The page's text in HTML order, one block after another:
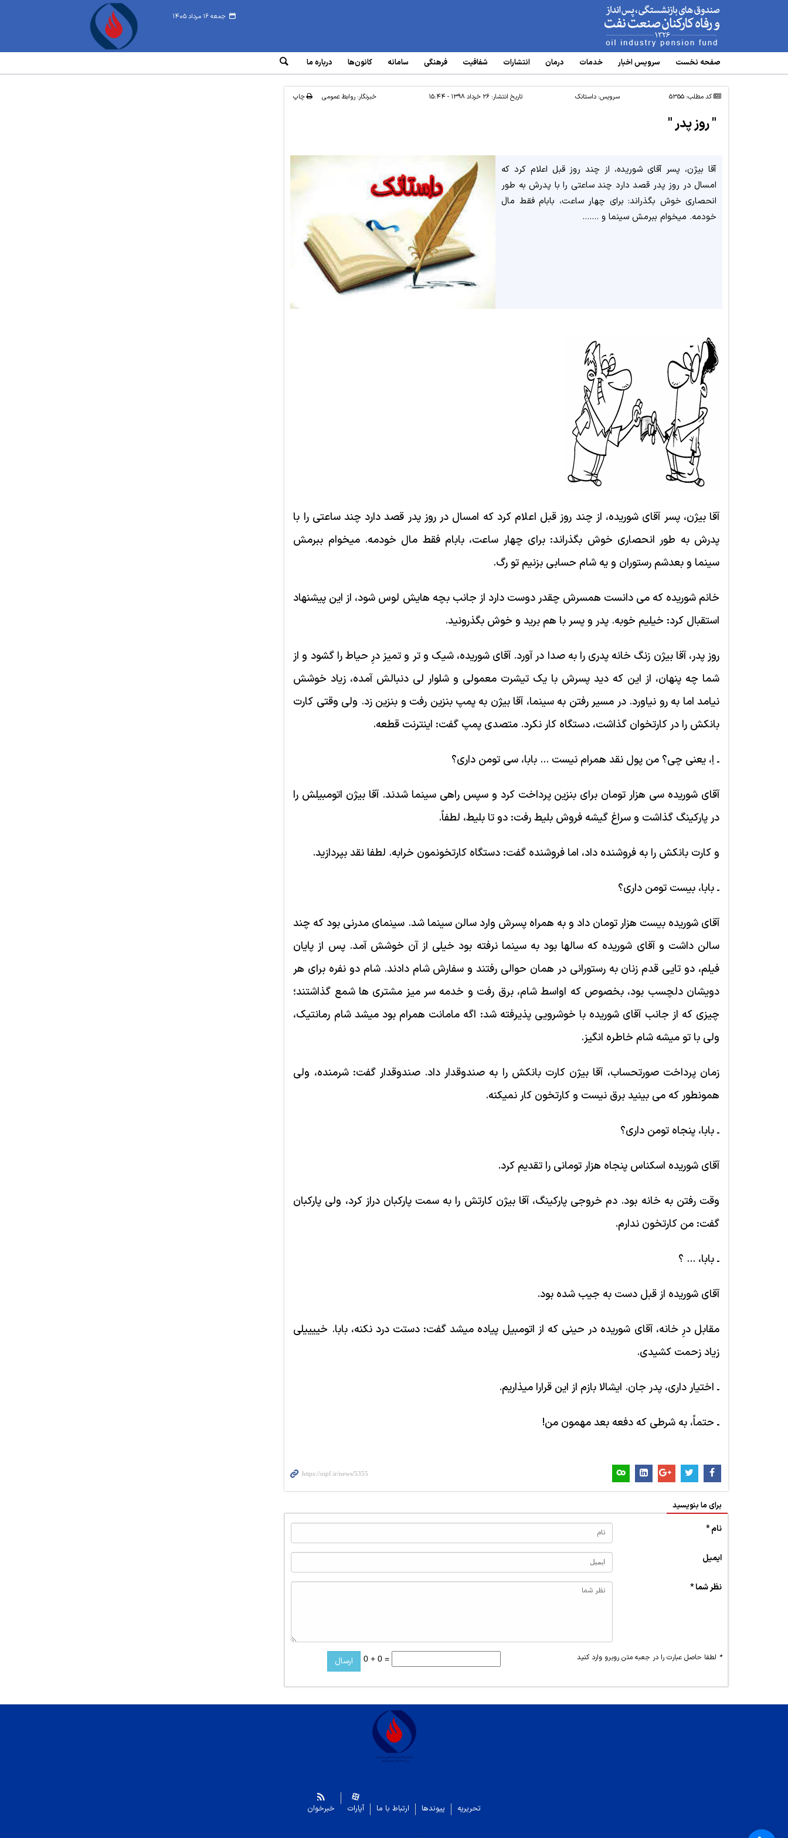
جمعه ۱۶ مرداد ۱۴۰۵ www.oipf.ir
صفحه نخست سرویس‌ اخبار خدمات درمان انتشارات شفافیت فرهنگی سامانه‌ کانون‌ها درباره ما
کد مطلب: 5355 سرویس: داستانک تاریخ انتشار: ۲۶ خرداد ۱۳۹۸ - ۱۵:۴۴ خبرنگار: روابط عمومی چاپ
" روز پدر "
آقا بیژن، پسر آقای شوریده، از چند روز قبل اعلام کرد که
امسال در روز پدر قصد دارد چند ساعتی را با پدرش به طور
انحصاری خوش بگذراند: برای چهار ساعت، بابام فقط مال
خودمه. می­خوام ببرمش سینما و .......
آقا بیژن، پسر آقای شوریده، از چند روز قبل اعلام کرد که امسال در روز پدر قصد دارد چند ساعتی را با
پدرش به طور انحصاری خوش بگذراند: برای چهار ساعت، بابام فقط مال خودمه. می­خوام ببرمش
سینما و بعدشم رستوران و یه شام حسابی بزنیم تو رگ.
خانم شوریده که می دانست همسرش چقدر دوست دارد از جانب بچه­ هایش لوس شود، از این پیشنهاد
استقبال کرد: خیلیم خوبه. پدر و پسر با هم برید و خوش بگذرونید.
روز پدر، آقا بیژن زنگ خانه پدری را به صدا در آورد. آقای شوریده، شیک و تر و تمیز درِ حیاط را گشود و از
شما چه پنهان، از این که دید پسرش با یک تیشرت معمولی و شلوار لی دنبالش آمده، زیاد خوشش
نیامد اما به رو نیاورد. در مسیر رفتن به سینما، آقا بیژن به پمپ بنزین رفت و بنزین زد. ولی وقتی کارت
بانکش را در کارتخوان گذاشت، دستگاه کار نکرد. متصدی پمپ گفت: اینترنت قطعه.
ـ اِ، یعنی چی؟ من پول نقد همرام نیست ... بابا، سی تومن داری؟
آقای شوریده سی هزار تومان برای بنزین پرداخت کرد و سپس راهی سینما شدند. آقا بیژن اتومبیلش را
در پارکینگ گذاشت و سراغ گیشه فروش بلیط رفت: دو تا بلیط، لطفاً.
و کارت بانکش را به فروشنده داد، اما فروشنده گفت: دستگاه کارتخونمون خرابه. لطفا نقد بپردازید.
ـ بابا، بیست تومن داری؟
آقای شوریده بیست هزار تومان داد و به همراه پسرش وارد سالن سینما شد. سینمای مدرنی بود که چند
سالن داشت و آقای شوریده که سال­ها بود به سینما نرفته بود خیلی از آن خوشش آمد. پس از پایان
فیلم، دو تایی قدم زنان به رستورانی در همان حوالی رفتند و سفارش شام دادند. شام دو نفره برای هر
دویشان دلچسب بود، بخصوص که اواسط شام، برق رفت و خدمه سر میز مشتری ­ها شمع گذاشتند؛
چیزی که از جانب آقای شوریده با خوشرویی پذیرفته شد: اگه مامانت همرام بود میشد شام رمانتیک،
ولی با تو میشه شام خاطره­ انگیز.
زمان پرداخت صورتحساب، آقا بیژن کارت بانکش را به صندوقدار داد. صندوقدار گفت: شرمنده، ولی
همونطور که می بینید برق نیست و کارتخون کار نمی­کنه.
ـ بابا، پنجاه تومن داری؟
آقای شوریده اسکناس پنجاه هزار تومانی را تقدیم کرد.
وقت رفتن به خانه بود. دم خروجی پارکینگ، آقا بیژن کارتش را به سمت پارکبان دراز کرد، ولی پارکبان
گفت: من کارتخون ندارم.
ـ بابا، ... ؟
آقای شوریده از قبل دست به جیب شده بود.
مقابل درِ خانه، آقای شوریده در حینی که از اتومبیل پیاده می­شد گفت: دستت درد نکنه، بابا. خییییلی
زیاد زحمت کشیدی.
ـ اختیار داری، پدر جان. ایشالا بازم از این قرارا می­ذاریم.
ـ حتماً، به شرطی که دفعه بعد مهمون من!
برای ما بنویسید
نام *
ایمیل
نظر شما *
* لطفا حاصل عبارت را در جعبه متن روبرو وارد کنید 0 + 0 =
تحریریه پیوندها ارتباط با ما آپارات خبرخوان